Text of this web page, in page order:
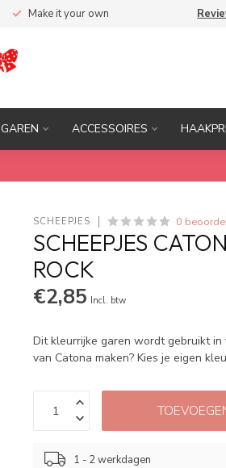
Make it your own
GAREN ACCESSOIRES
SCHEEPJES 0
SCHEEPJES
ROCK
€2,85 Incl. btw
Dit kleurrijke garen wordt gebruikt
van Catona maken? Kies je eigen
1 - 2 werkdagen